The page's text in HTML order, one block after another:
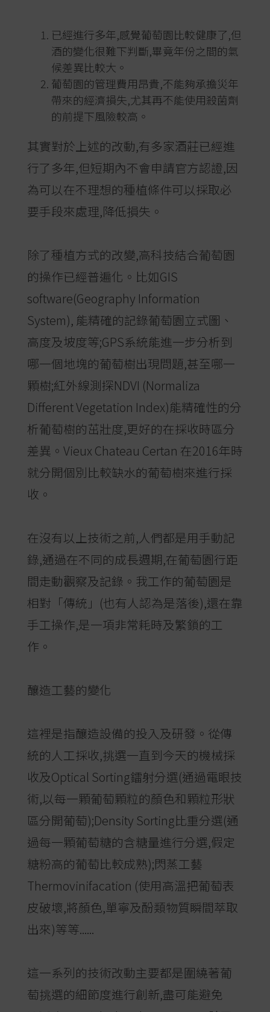
已經進行多年,感覺葡萄園比較健康了,但
酒的變化很難下判斷,畢竟年份之間的氣
候差異比較大。
葡萄園的管理費用昂貴,不能夠承擔災年
帶來的經濟損失,尤其再不能使用殺菌劑
的前提下風險較高。
其實對於上述的改動,有多家酒莊已經進
行了多年,但短期內不會申請官方認證,因
為可以在不理想的種植條件可以採取必
要手段來處理,降低損失。
除了種植方式的改變,高科技結合葡萄園
的操作已經普遍化。比如GIS
software(Geography Information
System), 能精確的記錄葡萄園立式圖、
高度及坡度等;GPS系統能進一步分析到
哪一個地塊的葡萄樹出現問題,甚至哪一
顆樹;紅外線測探NDVI (Normaliza
Different Vegetation Index)能精確性的分
析葡萄樹的茁壯度,更好的在採收時區分
差異。Vieux Chateau Certan 在2016年時
就分開個別比較缺水的葡萄樹來進行採
收。
在沒有以上技術之前,人們都是用手動記
錄,通過在不同的成長週期,在葡萄園行距
間走動觀察及記錄。我工作的葡萄園是
相對「傳統」(也有人認為是落後),還在靠
手工操作,是一項非常耗時及繁鎖的工
作。
釀造工藝的變化
這裡是指釀造設備的投入及研發。從傳
統的人工採收,挑選一直到今天的機械採
收及Optical Sorting鐳射分選(通過電眼技
術,以每一顆葡萄顆粒的顏色和顆粒形狀
區分開葡萄);Density Sorting比重分選(通
過每一顆葡萄糖的含糖量進行分選,假定
糖粉高的葡萄比較成熟);閃蒸工藝
Thermovinifacation (使用高溫把葡萄表
皮破壞,將顏色,單寧及酚類物質瞬間萃取
出來)等等......
這一系列的技術改動主要都是圍繞著葡
萄挑選的細節度進行創新,盡可能避免